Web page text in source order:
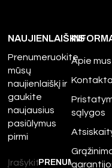
NAUJIENLAIŠKIS
Prenumeruokite
mūsų
naujienlaiškį ir
gaukite
naujausius
pasiūlymus
pirmi
Apie mus
sąlygos